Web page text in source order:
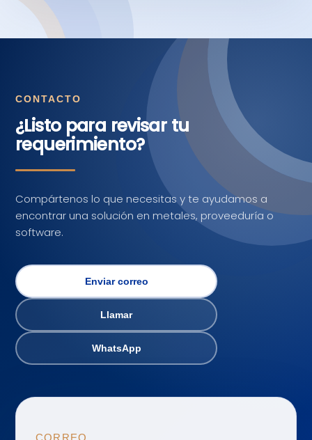
CONTACTO
¿Listo para revisar tu
requerimiento?
Compártenos lo que necesitas y te ayudamos a
encontrar una solución en metales, proveeduría o
software.
Enviar correo
Llamar
WhatsApp
CORREO